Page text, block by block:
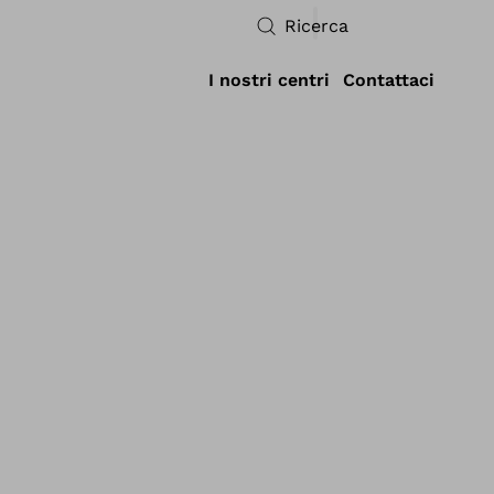
Ricerca
I nostri centri Contattaci